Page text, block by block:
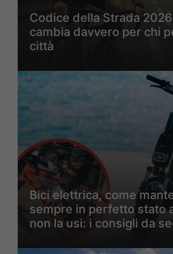
Codice della Strada
cambia davvero per chi
città
Bici elettrica, come
sempre in perfetto stato
non la usi: i consigli da